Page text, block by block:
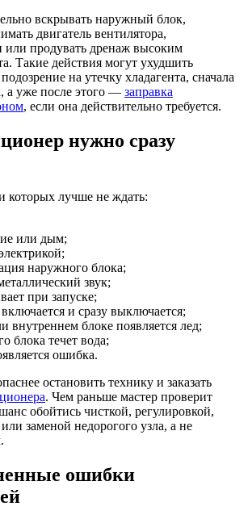
вскрывать наружный блок,
двигатель вентилятора,
или продувать дренаж высоким
Такие действия могут ухудшить
на утечку хладагента, сначала
а уже после этого — заправка
, если она действительно требуется.
нужно сразу
которых лучше не ждать:
или дым;
наружного блока;
звук;
при запуске;
и сразу выключается;
внутреннем блоке появляется лед;
блока течет вода;
ошибка.
остановить технику и заказать
. Чем раньше мастер проверит
обойтись чисткой, регулировкой,
заменой недорогого узла, а не
ошибки